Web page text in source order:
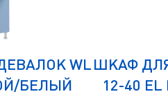
WL
БЕЛЫЙ
ШКАФ
12-40